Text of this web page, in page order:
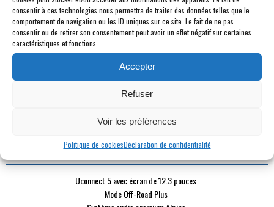
consentir à ces technologies nous permettra de traiter des données telles que le
comportement de navigation ou les ID uniques sur ce site. Le fait de ne pas
consentir ou de retirer son consentement peut avoir un effet négatif sur certaines
caractéristiques et fonctions.
Accepter
Refuser
Voir les préférences
Politique de cookiesDéclaration de confidentialité
KILOMÉTRAGE :500 km
COULEUR :Gris foncé
INTÉRIEUR :Cuir noir
PUISSANCE DYN. :
PUISSANCE FISCALE :
21 cv fiscaux
24 mois
POINTS FORTS
Uconnect 5 avec écran de 12.3 pouces
Mode Off-Road Plus